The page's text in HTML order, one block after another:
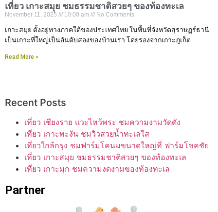
เที่ยว เกาะสมุย ชมธรรมชาติสวยๆ ของท้องทะเล
November 11, 2025 10:00 am No Comments
เกาะสมุย ตั้งอยู่ทางภาคใต้ของประเทศไทย ในพื้นที่จังหวัดสุราษฏร์ธานี
เป็นเกาะที่ใหญ่เป็นอันดับสองของบ้านเรา โดยรองจากเกาะภูเก็ต
Read More »
Recent Posts
เที่ยว เชียงราย แวะไหว้พระ ชมความงามวัดดัง
เที่ยว เกาะพะงัน ชมวิวสวยน้ำทะเลใส
เที่ยวใกล้กรุง ชมฟาร์มโคนมขนาดใหญ่ที่ ฟาร์มโชคชัย
เที่ยว เกาะสมุย ชมธรรมชาติสวยๆ ของท้องทะเล
เที่ยว เกาะมุก ชมความงดงามของท้องทะเล
Partner